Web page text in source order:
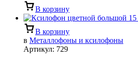
В корзину
В корзину
в Металлофоны и ксилофоны
Артикул: 729